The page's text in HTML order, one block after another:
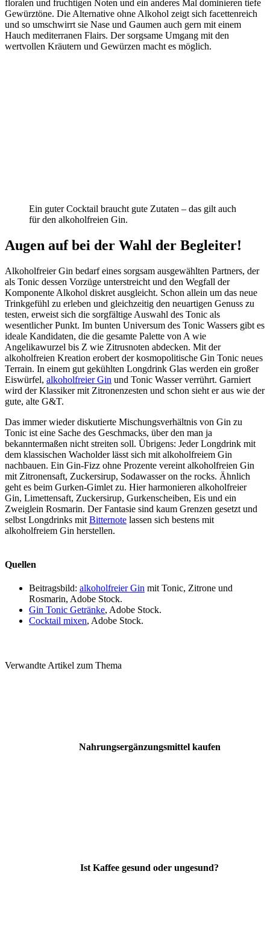
floralen und fruchtigen Noten und ein anderes Mal dominieren tiefe
Gewürztöne. Die Alternative ohne Alkohol zeigt sich facettenreich
und so umschwirrt sie Nase und Gaumen auch gern mit einem
Hauch mediterranen Flairs. Der sorgsame Umgang mit den
wertvollen Kräutern und Gewürzen macht es möglich.
Ein guter Cocktail braucht gute Zutaten – das gilt auch
für den alkoholfreien Gin.
Augen auf bei der Wahl der Begleiter!
Alkoholfreier Gin bedarf eines sorgsam ausgewählten Partners, der
als Tonic dessen Vorzüge unterstreicht und den Wegfall der
Komponente Alkohol diskret ausgleicht. Schon allein um das neue
Trinkgefühl zu erleben und gleichzeitig den neuartigen Genuss zu
testen, erweist sich die sorgfältige Auswahl des Tonic als
wesentlicher Punkt. Im bunten Universum des Tonic Wassers gibt es
ideale Kandidaten, die die gesamte Palette von A wie
Angelikawurzel bis Z wie Zitrusnoten abdecken. Mit der
alkoholfreien Kreation erobert der kosmopolitische Gin Tonic neues
Terrain. In einem gut gekühlten Longdrink Glas werden ein großer
Eiswürfel, alkoholfreier Gin und Tonic Wasser verrührt. Garniert
wird der Klassiker mit Zitronenzesten und schon sieht er aus wie der
gute, alte G&T.
Das immer wieder diskutierte Mischungsverhältnis von Gin zu
Tonic ist eine Sache des Geschmacks, über den man ja
bekanntermaßen nicht streiten soll. Übrigens: Jeder Longdrink mit
dem klassischen Wacholder lässt sich mit alkoholfreiem Gin
nachbauen. Ein Gin-Fizz ohne Prozente vereint alkoholfreien Gin
mit Zitronensaft, Zuckersirup, Sodawasser on the rocks. Ähnlich
geht es beim Gurken-Gimlet zu. Hier harmonieren alkoholfreier
Gin, Limettensaft, Zuckersirup, Gurkenscheiben, Eis und ein
Zweiglein Rosmarin. Der Fantasie sind kaum Grenzen gesetzt und
selbst Longdrinks mit Bitternote lassen sich bestens mit
alkoholfreiem Gin herstellen.
Quellen
Beitragsbild: alkoholfreier Gin mit Tonic, Zitrone und
Rosmarin, Adobe Stock.
Gin Tonic Getränke, Adobe Stock.
Cocktail mixen, Adobe Stock.
Verwandte Artikel zum Thema
Nahrungsergänzungsmittel kaufen
Ist Kaffee gesund oder ungesund?